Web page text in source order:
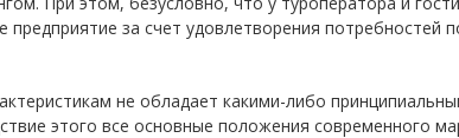
предприятие за счет удовлетворения потребностей
не обладает какими-либо
этого все основные положения современного